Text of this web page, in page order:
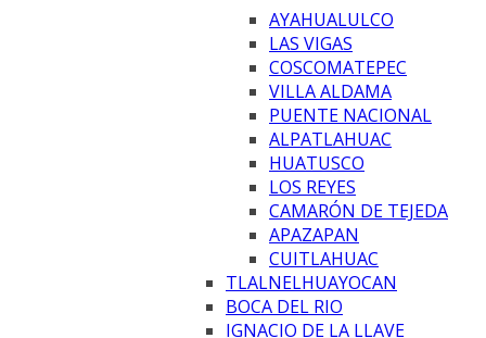
AYAHUALULCO
LAS VIGAS
COSCOMATEPEC
VILLA ALDAMA
PUENTE NACIONAL
ALPATLAHUAC
HUATUSCO
LOS REYES
CAMARÓN DE TEJEDA
APAZAPAN
CUITLAHUAC
TLALNELHUAYOCAN
BOCA DEL RIO
IGNACIO DE LA LLAVE